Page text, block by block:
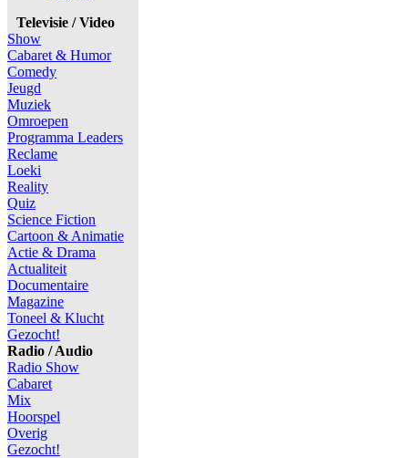
Televisie / Video
Show
Cabaret & Humor
Comedy
Jeugd
Muziek
Omroepen
Programma Leaders
Reclame
Loeki
Reality
Quiz
Science Fiction
Cartoon & Animatie
Actie & Drama
Actualiteit
Documentaire
Magazine
Toneel & Klucht
Gezocht!
Radio / Audio
Radio Show
Cabaret
Mix
Hoorspel
Overig
Gezocht!